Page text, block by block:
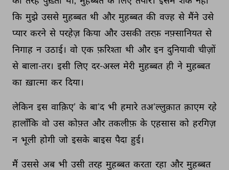
कि मुझे उससे मुहब्बत थी और मुहब्बत की वज्ह से मैंने उसे
प्यार करने से परहेज़ किया और उसकी तरफ़ नफ़्सानियत से
निगाह न उठाई। वो एक फ़रिश्ता थी और इन दुनियावी चीज़ों
से बाला-तर। इसी लिए दर-अस्ल मेरी मुहब्बत ही ने मुहब्बत
का ख़ात्मा कर दिया।
लेकिन इस वाक़िए’ के बा'द भी हमारे तअ'ल्लुक़ात क़ाएम रहे
हालाँकि वो उस कोफ़्त और तकलीफ़ के एहसास को हरगिज़
न भूली होगी जो इसके बाइस पैदा हुई।
मैं उससे अब भी उसी तरह मुहब्बत करता रहा और मुहब्बत